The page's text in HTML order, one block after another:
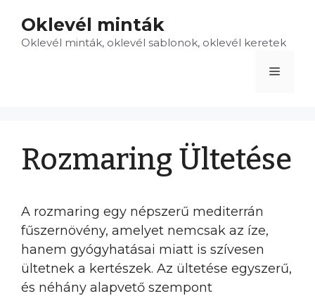
tartalomba
Oklevél minták
Oklevél minták, oklevél sablonok, oklevél keretek
Menü
Rozmaring Ültetése
A rozmaring egy népszerű mediterrán
fűszernövény, amelyet nemcsak az íze,
hanem gyógyhatásai miatt is szívesen
ültetnek a kertészek. Az ültetése egyszerű,
és néhány alapvető szempont